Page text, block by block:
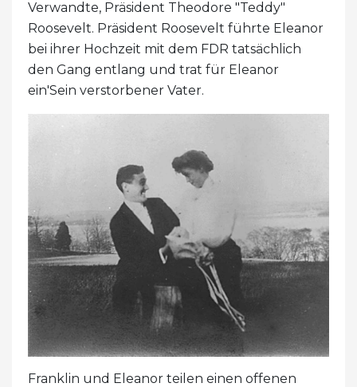
Verwandte, Präsident Theodore "Teddy"
Roosevelt. Präsident Roosevelt führte Eleanor
bei ihrer Hochzeit mit dem FDR tatsächlich
den Gang entlang und trat für Eleanor
ein'Sein verstorbener Vater.
Franklin und Eleanor teilen einen offenen